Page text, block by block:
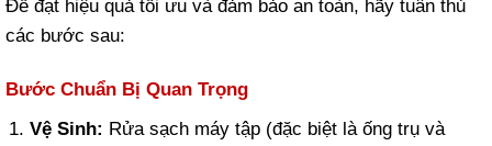
Để đạt hiệu quả tối ưu và đảm bảo an toàn, hãy tuân thủ
các bước sau:
Bước Chuẩn Bị Quan Trọng
Vệ Sinh: Rửa sạch máy tập (đặc biệt là ống trụ và